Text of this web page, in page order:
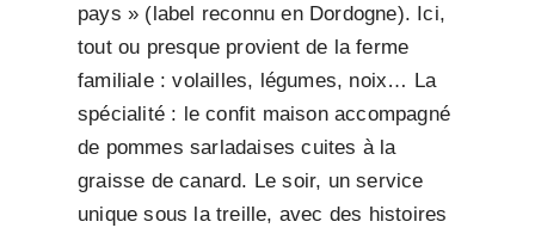
pays » (label reconnu en Dordogne). Ici,
tout ou presque provient de la ferme
familiale : volailles, légumes, noix… La
spécialité : le confit maison accompagné
de pommes sarladaises cuites à la
graisse de canard. Le soir, un service
unique sous la treille, avec des histoires